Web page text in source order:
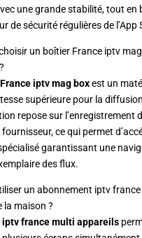
une grande stabilité, tout en
de sécurité régulières de l’App
un boîtier France iptv
France iptv mag boxest un
supérieure pour la
repose sur l’enregistrement
ce qui permet
garantissant une
des flux.
un abonnement iptv
la maison ?
iptv france multi appareils